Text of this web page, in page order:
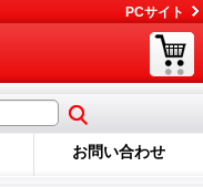
PCサイト
お問い合わせ